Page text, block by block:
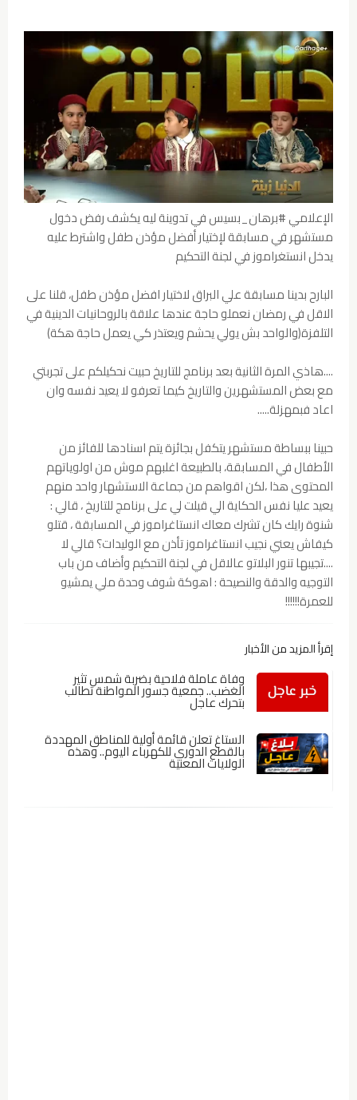
الإعلامي #برهان_بسيس في تدوينة ليه يكشف رفض دخول
مستشهر في مسابقة لإختيار أفضل مؤذن طفل واشترط عليه
يدخل انستغراموز في لجنة التحكيم
البارح بدينا مسابقة علي البراق لاختيار افضل مؤذن طفل، قلنا على
الاقل في رمضان نعملو حاجة عندها علاقة بالروحانيات الدينية في
التلفزة(والواحد بش يولي يحشم ويعتذر كي يعمل حاجة هكة)
....هاذي المرة الثانية بعد برنامج للتاريخ حبيت نحكيلكم على تجربتي
مع بعض المستشهرين والتاريخ كيما تعرفو لا يعيد نفسه وان
اعاد فبمهزلة.....
حبينا ببساطة مستشهر يتكفل بجائزة يتم اسنادها للفائز من
الأطفال في المسابقة، بالطبيعة اغلبهم موش من اولوياتهم
المحتوى هذا ،لكن اقواهم من جماعة الاستشهار واحد منهم
يعيد عليا نفس الحكاية الي قيلت لي على برنامج للتاريخ ، قالي :
شنوة رايك كان تشرك معاك انستاغراموز في المسابقة ، قتلو
كيفاش يعني نجيب انستاغراموز تأذن مع الوليدات؟ قالي لا
....تجيبها تنور البلاتو عالاقل في لجنة التحكيم وأضاف من باب
التوجيه والدقة والنصيحة : اهوكة شوف وحدة ملي يمشيو
للعمرة!!!!!!
إقرأ المزيد من الأخبار
وفاة عاملة فلاحية بضربة شمس تثير
الغضب.. جمعية جسور المواطنة تطالب
بتحرك عاجل
الستاغ تعلن قائمة أولية للمناطق المهددة
بالقطع الدوري للكهرباء اليوم.. وهذه
الولايات المعنية